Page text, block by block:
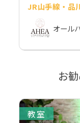
JR山手線・品
オール
お
教室